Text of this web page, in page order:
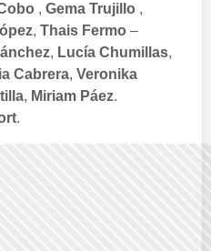
, Gema Trujillo ,
, Thais Fermo –
, Lucía Chumillas,
Cabrera, Veronika
, Miriam Páez.
.